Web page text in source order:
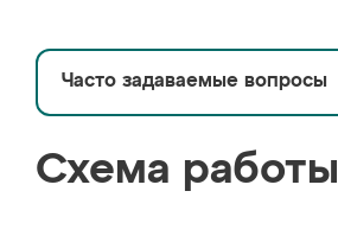
Часто задаваемые вопросы
Схема работы